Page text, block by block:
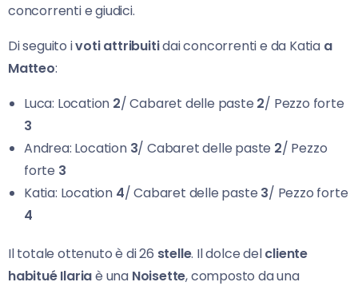
concorrenti e giudici.
Di seguito ivoti attribuitidai concorrenti e da Katia a
Matteo:
Luca: Location 2/ Cabaret delle paste 2/ Pezzo forte
3
Andrea: Location 3/ Cabaret delle paste 2/ Pezzo
forte 3
Katia: Location 4/ Cabaret delle paste 3/ Pezzo forte
4
Il totale ottenuto è di 26 stelle. Il dolce delcliente
habitué Ilariaè una Noisette, composto da una